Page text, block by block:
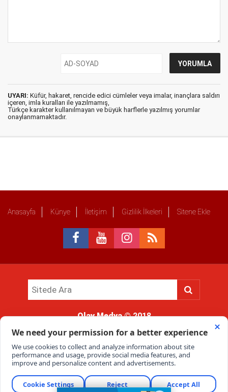
UYARI: Küfür, hakaret, rencide edici cümleler veya imalar, inançlara saldırı
içeren, imla kuralları ile yazılmamış,
Türkçe karakter kullanılmayan ve büyük harflerle yazılmış yorumlar
onaylanmamaktadır.
Anasayfa Künye İletişim Gizlilik İlkeleri Sitene Ekle
Olay Medya© 2018
kullanımı hukuki yaptırıma tabidir.